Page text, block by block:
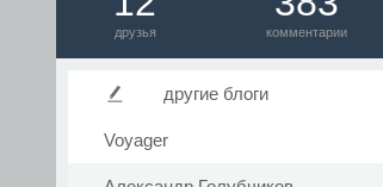
друзья комментарии
другие блоги
Voyager